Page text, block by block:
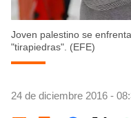
Joven palestino se
"tirapiedras". (EFE)
24 de diciembre 2016 -